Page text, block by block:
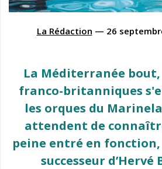
La Rédaction — 26
La Méditerranée
franco-britanniques
les orques du
attendent de
peine entré en fonction,
successeur d’Hervé